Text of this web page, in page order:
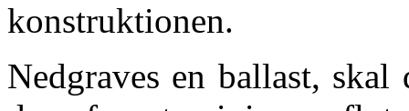
konstruktionen.
Nedgraves en ballast,